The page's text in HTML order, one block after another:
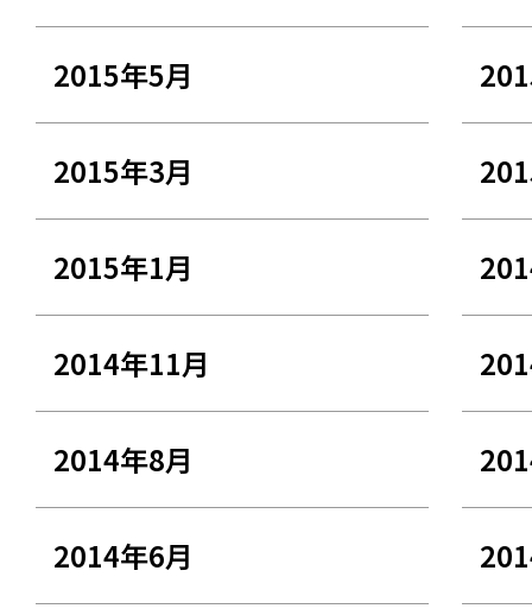
2015年5月
2015年3月
2015年1月
2014年11月
2014年8月
2014年6月